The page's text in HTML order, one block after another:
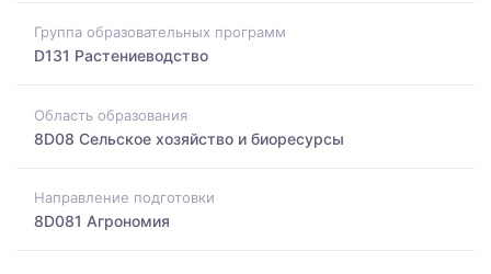
Группа образовательных программ
D131 Растениеводство
Область образования
8D08 Сельское хозяйство и биоресурсы
Направление подготовки
8D081 Агрономия